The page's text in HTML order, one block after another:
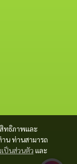
ทธิภาพและ
น ท่านสามารถ
ป็นส่วนตัว และ